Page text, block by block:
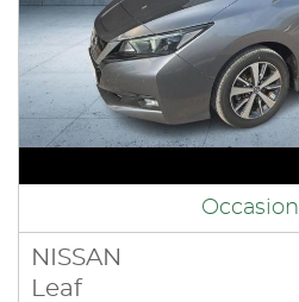
Occasion
NISSAN
Leaf